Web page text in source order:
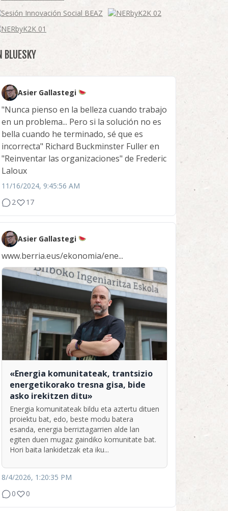
BLUESKY
Asier Gallastegi
"Nunca pienso en la belleza cuando trabajo
en un problema... Pero si la solución no es
bella cuando he terminado, sé que es
incorrecta" Richard Buckminster Fuller en
"Reinventar las organizaciones" de Frederic
Laloux
11/16/2024, 9:45:56 AM
2
17
Asier Gallastegi
www.berria.eus/ekonomia/ene...
«Energia komunitateak, trantsizio
energetikorako tresna gisa, bide
asko irekitzen ditu»
Energia komunitateak bildu eta aztertu dituen
proiektu bat, edo, beste modu batera
esanda, energia berriztagarrien alde lan
egiten duen mugaz gaindiko komunitate bat.
Hori baita lankidetzak eta iku...
8/4/2026, 1:20:35 PM
0
0